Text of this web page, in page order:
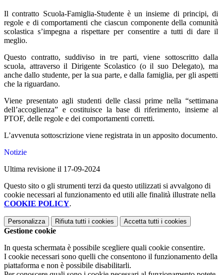
Il contratto Scuola-Famiglia-Studente è un insieme di principi, di
regole e di comportamenti che ciascun componente della comunità
scolastica s’impegna a rispettare per consentire a tutti di dare il
meglio.
Questo contratto, suddiviso in tre parti, viene sottoscritto dalla
scuola, attraverso il Dirigente Scolastico (o il suo Delegato), ma
anche dallo studente, per la sua parte, e dalla famiglia, per gli aspetti
che la riguardano.
Viene presentato agli studenti delle classi prime nella “settimana
dell’accoglienza” e costituisce la base di riferimento, insieme al
PTOF, delle regole e dei comportamenti corretti.
L’avvenuta sottoscrizione viene registrata in un apposito documento.
Notizie
Ultima revisione il 17-09-2024
Questo sito o gli strumenti terzi da questo utilizzati si avvalgono di
cookie necessari al funzionamento ed utili alle finalità illustrate nella
COOKIE POLICY.
Personalizza Rifiuta tutti i cookies Accetta tutti i cookies
Gestione cookie
In questa schermata è possibile scegliere quali cookie consentire.
I cookie necessari sono quelli che consentono il funzionamento della
piattaforma e non è possibile disabilitarli.